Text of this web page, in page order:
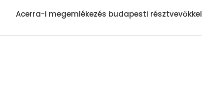
Acerra-i megemlékezés budapesti résztvevőkkel